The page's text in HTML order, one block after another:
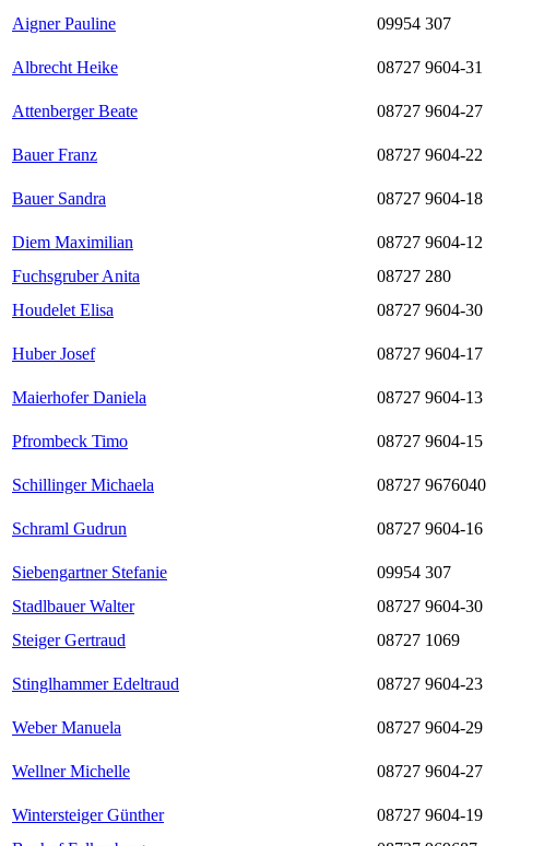
Aigner Pauline 09954 307
Albrecht Heike
08727 9604-31
Attenberger Beate 08727 9604-27
Bauer Franz 08727 9604-22
Bauer Sandra 08727 9604-18
Diem Maximilian 08727 9604-12
Fuchsgruber Anita
08727 280
Houdelet Elisa
08727 9604-30
Huber Josef 08727 9604-17
Maierhofer Daniela 08727 9604-13
Pfrombeck Timo 08727 9604-15
Schillinger Michaela 08727 9676040
Schraml Gudrun 08727 9604-16
Siebengartner Stefanie 09954 307
Stadlbauer Walter
08727 9604-30
Steiger Gertraud
08727 1069
Stinglhammer Edeltraud 08727 9604-23
Weber Manuela
08727 9604-29
Wellner Michelle 08727 9604-27
Wintersteiger Günther 08727 9604-19